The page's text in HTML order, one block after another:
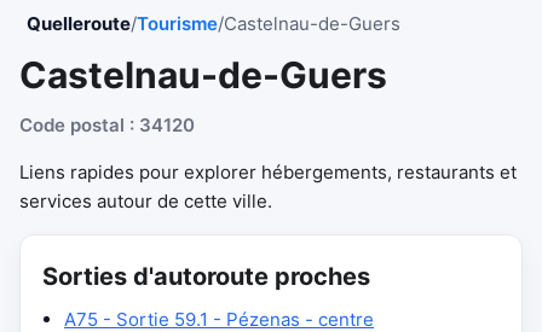
Quelleroute/Tourisme/Castelnau-de-Guers
Castelnau-de-Guers
Code postal : 34120
Liens rapides pour explorer hébergements, restaurants et
services autour de cette ville.
Sorties d'autoroute proches
A75 - Sortie 59.1 - Pézenas - centre